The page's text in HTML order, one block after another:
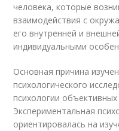
человека, которые
взаимодействия с
его внутренней и
индивидуальными
Основная причина
психологического
психологии
Экспериментальная
ориентировалась на